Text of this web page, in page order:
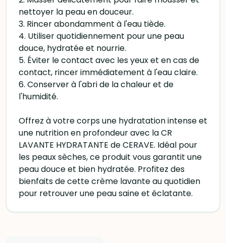
nettoyer la peau en douceur.
3. Rincer abondamment à l'eau tiède.
4. Utiliser quotidiennement pour une peau
douce, hydratée et nourrie.
5. Éviter le contact avec les yeux et en cas de
contact, rincer immédiatement à l'eau claire.
6. Conserver à l'abri de la chaleur et de
l'humidité.
Offrez à votre corps une hydratation intense et
une nutrition en profondeur avec la CR
LAVANTE HYDRATANTE de CERAVE. Idéal pour
les peaux sèches, ce produit vous garantit une
peau douce et bien hydratée. Profitez des
bienfaits de cette crème lavante au quotidien
pour retrouver une peau saine et éclatante.